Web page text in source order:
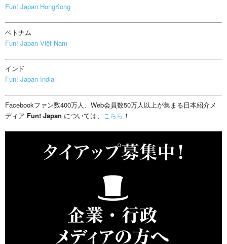
Fun! Japan HongKong
ベトナム
Fun! Japan Việt Nam
インド
Fun! Japan India
Facebookファン数400万人、Web会員数50万人以上が集まる日本紹介メ
ディア Fun! Japan については、 こちら ！